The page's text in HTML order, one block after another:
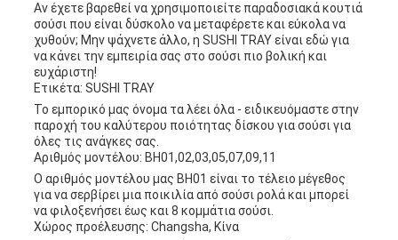
Αν έχετε βαρεθεί να χρησιμοποιείτε παραδοσιακά κουτιά
σούσι που είναι δύσκολο να μεταφέρετε και εύκολα να
χυθούν; Μην ψάχνετε άλλο, η SUSHI TRAY είναι εδώ για
να κάνει την εμπειρία σας στο σούσι πιο βολική και
ευχάριστη!
Ετικέτα: SUSHI TRAY
Το εμπορικό μας όνομα τα λέει όλα - ειδικευόμαστε στην
παροχή του καλύτερου ποιότητας δίσκου για σούσι για
όλες τις ανάγκες σας.
Αριθμός μοντέλου: BH01,02,03,05,07,09,11
Ο αριθμός μοντέλου μας BH01 είναι το τέλειο μέγεθος
για να σερβίρει μια ποικιλία από σούσι ρολά και μπορεί
να φιλοξενήσει έως και 8 κομμάτια σούσι.
Χώρος προέλευσης: Changsha, Κίνα